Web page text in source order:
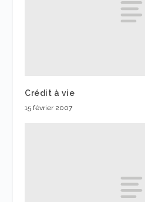
Crédit à vie
15 février 2007